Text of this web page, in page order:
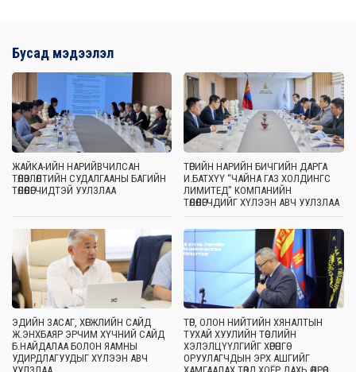
Бусад мэдээлэл
ЖАЙКА-ИЙН НАРИЙВЧИЛСАН
ТӨЛӨВЛӨЛТИЙН СУДАЛГААНЫ БАГИЙН
ТӨЛӨӨЛӨГЧИДТЭЙ УУЛЗЛАА
ТӨРИЙН НАРИЙН БИЧГИЙН ДАРГА
И.БАТХҮҮ “ЧАЙНА ГАЗ ХОЛДИНГС
ЛИМИТЕД” КОМПАНИЙН
ТӨЛӨӨЛӨГЧДИЙГ ХҮЛЭЭН АВЧ УУЛЗЛАА
ЭДИЙН ЗАСАГ, ХӨГЖЛИЙН САЙД
Ж.ЭНХБАЯР ЭРЧИМ ХҮЧНИЙ САЙД
Б.НАЙДАЛАА БОЛОН ЯАМНЫ
УДИРДЛАГУУДЫГ ХҮЛЭЭН АВЧ
ТӨР, ОЛОН НИЙТИЙН ХЯНАЛТЫН
ТУХАЙ ХУУЛИЙН ТӨСЛИЙН
ХЭЛЭЛЦҮҮЛГИЙГ ХӨРӨНГӨ
ОРУУЛАГЧДЫН ЭРХ АШГИЙГ